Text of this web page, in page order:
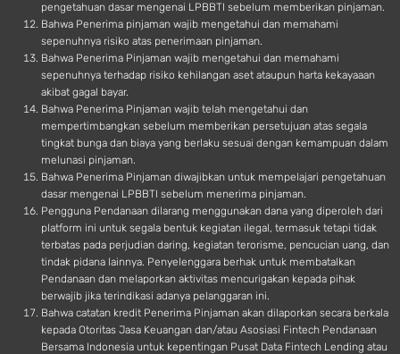
pengetahuan dasar mengenai LPBBTI sebelum memberikan pinjaman.
Bahwa Penerima pinjaman wajib mengetahui dan memahami
sepenuhnya risiko atas penerimaan pinjaman.
Bahwa Penerima Pinjaman wajib mengetahui dan memahami
sepenuhnya terhadap risiko kehilangan aset ataupun harta kekayaaan
akibat gagal bayar.
Bahwa Penerima Pinjaman wajib telah mengetahui dan
mempertimbangkan sebelum memberikan persetujuan atas segala
tingkat bunga dan biaya yang berlaku sesuai dengan kemampuan dalam
melunasi pinjaman.
Bahwa Penerima Pinjaman diwajibkan untuk mempelajari pengetahuan
dasar mengenai LPBBTI sebelum menerima pinjaman.
Pengguna Pendanaan dilarang menggunakan dana yang diperoleh dari
platform ini untuk segala bentuk kegiatan ilegal, termasuk tetapi tidak
terbatas pada perjudian daring, kegiatan terorisme, pencucian uang, dan
tindak pidana lainnya. Penyelenggara berhak untuk membatalkan
Pendanaan dan melaporkan aktivitas mencurigakan kepada pihak
berwajib jika terindikasi adanya pelanggaran ini.
Bahwa catatan kredit Penerima Pinjaman akan dilaporkan secara berkala
kepada Otoritas Jasa Keuangan dan/atau Asosiasi Fintech Pendanaan
Bersama Indonesia untuk kepentingan Pusat Data Fintech Lending atau